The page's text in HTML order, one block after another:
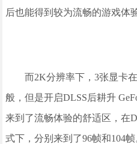
后也能得到较为流畅的游戏体验
而2K分辨率下，3张显卡
般，但是开启DLSS后耕升
来到了流畅体验的舒适区，在
式下，分别来到了96帧和104帧